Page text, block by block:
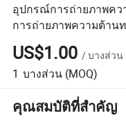
อุปกรณ์การถ่ายภาพค
การถ่ายภาพความต้าน
ทางธรณีไฟฟ้า และเค
US$1.00 /บางส่วน
1 บางส่วน (MOQ)
คุณสมบัติที่สำคัญ